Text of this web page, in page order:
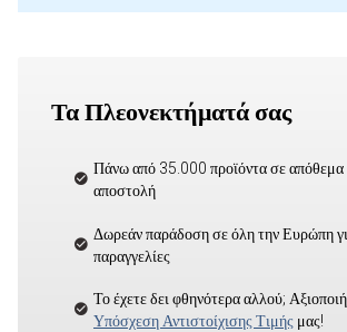
Τα Πλεονεκτήματά σας
Πάνω από 35.000 προϊόντα σε απόθεμα
αποστολή
Δωρεάν παράδοση σε όλη την Ευρώπη
παραγγελίες
Το έχετε δει φθηνότερα αλλού;
Υπόσχεση Αντιστοίχισης Τιμής μας!